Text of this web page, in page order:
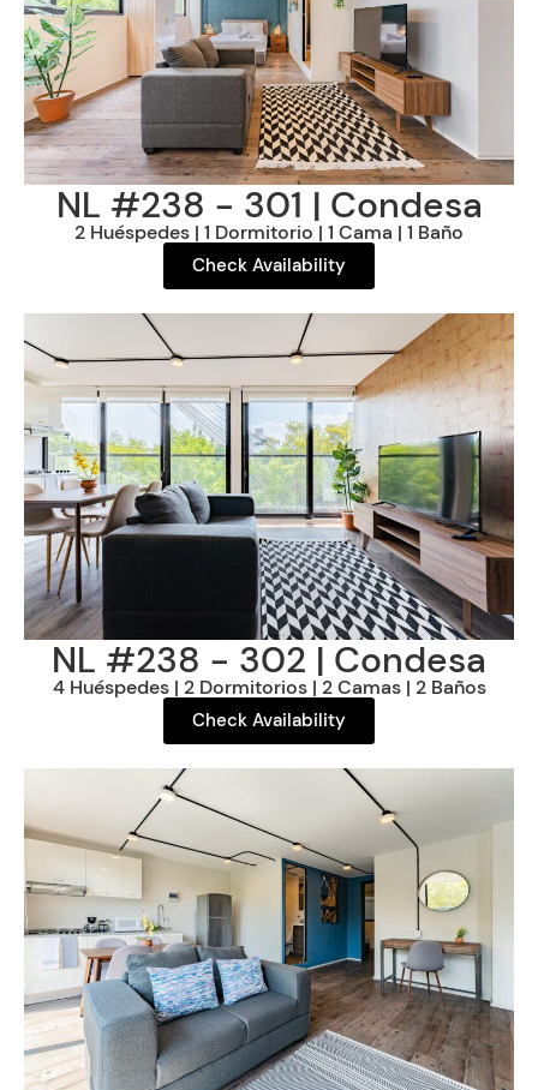
NL #238 - 301 | Condesa
2 Huéspedes | 1 Dormitorio | 1 Cama | 1 Baño
Check Availability
NL #238 - 302 | Condesa
4 Huéspedes | 2 Dormitorios | 2 Camas | 2 Baños
Check Availability